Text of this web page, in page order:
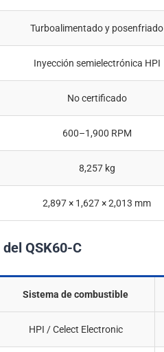
Turboalimentado y posenfriado
Inyección semielectrónica HPI
No certificado
600–1,900 RPM
8,257 kg
2,897 × 1,627 × 2,013 mm
QSK60-C
Sistema de combustible
HPI / Celect Electronic